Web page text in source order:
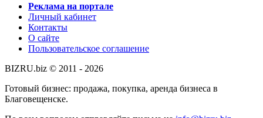
Реклама на портале
Личный кабинет
Контакты
О сайте
Пользовательское соглашение
BIZRU.biz © 2011 - 2026
Готовый бизнес: продажа, покупка, аренда бизнеса в
Благовещенске.